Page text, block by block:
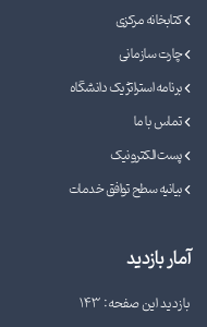
کتابخانه مرکزی
چارت سازمانی
برنامه استراتژیک دانشگاه
تماس با ما
پست الکترونیک
بیانیه سطح توافق خدمات
آمار بازدید
بازدید این صفحه: 143